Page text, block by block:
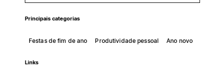
Principais categorias
Festas de fim de ano Produtividade pessoal Ano novo
Links